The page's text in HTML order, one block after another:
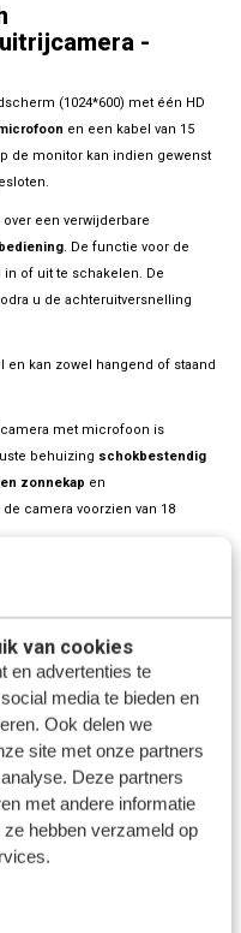
van cookies
en advertenties te
media te bieden en
Ook delen we
site met onze partners
Deze partners
met andere informatie
hebben verzameld op
-
(1024*600) met één HD
en een kabel van 15
de monitor kan indien gewenst
een verwijderbare
. De functie voor de
in of uit te schakelen. De
u de achteruitversnelling
kan zowel hangend of staand
met microfoon is
behuizing schokbestendig
zonnekap en
camera voorzien van 18